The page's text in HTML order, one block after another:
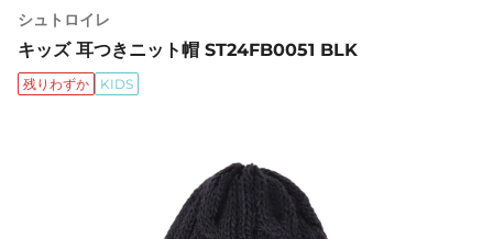
シュトロイレ
キッズ 耳つきニット帽 ST24FB0051 BLK
残りわずか KIDS